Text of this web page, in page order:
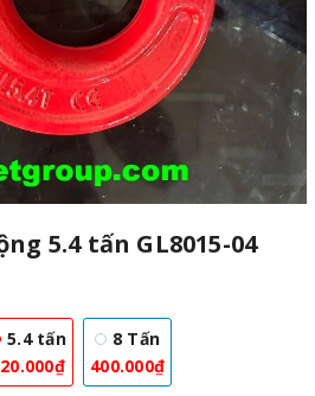
5.4 tấn GL8015-04
5.4 tấn
8 Tấn
400.000₫